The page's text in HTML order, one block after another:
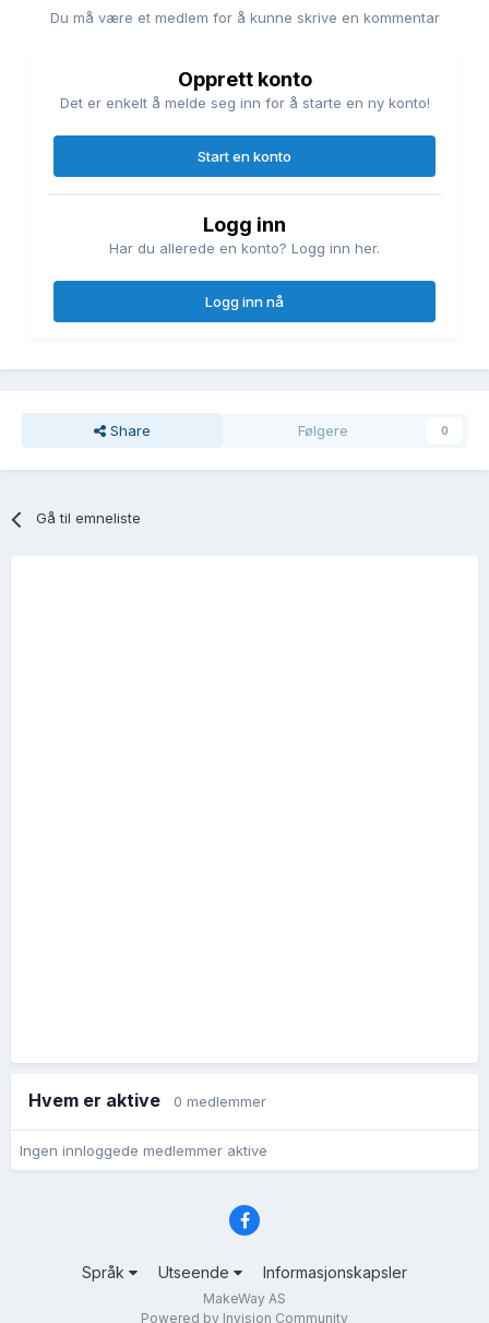
Du må være et medlem for å kunne skrive en kommentar
Opprett konto
Det er enkelt å melde seg inn for å starte en ny konto!
Start en konto
Logg inn
Har du allerede en konto? Logg inn her.
Logg inn nå
Share Følgere 0
Gå til emneliste
Hvem er aktive 0 medlemmer
Ingen innloggede medlemmer aktive
Språk Utseende Informasjonskapsler
MakeWay AS
Powered by Invision Community